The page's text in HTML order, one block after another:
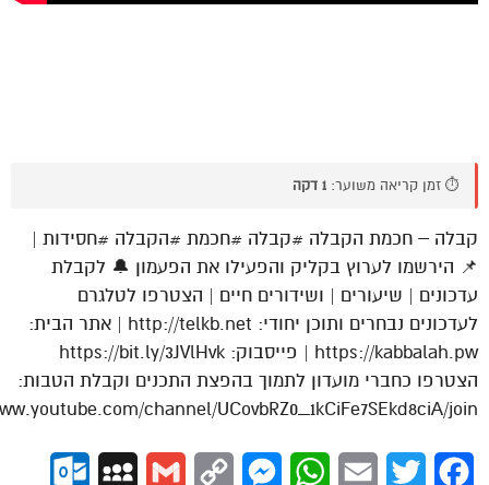
⏱️ זמן קריאה משוער: 1 דקה
קבלה – חכמת הקבלה #קבלה #חכמת #הקבלה #חסידות |
📌 הירשמו לערוץ בקליק והפעילו את הפעמון 🔔 לקבלת
עדכונים | שיעורים | ושידורים חיים | הצטרפו לטלגרם
לעדכונים נבחרים ותוכן יחודי: http://telkb.net | אתר הבית:
https://kabbalah.pw | פייסבוק: https://bit.ly/3JVlHvk
הצטרפו כחברי מועדון לתמוך בהפצת התכנים וקבלת הטבות:
channel/UCovbRZ0_1kCiFe7SEkd8ciA/join
Facebook
Twitter
Email
WhatsApp
Messenger
Copy
Gmail
MySpace